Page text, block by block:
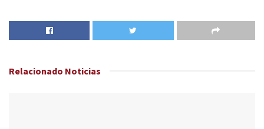
Relacionado Noticias